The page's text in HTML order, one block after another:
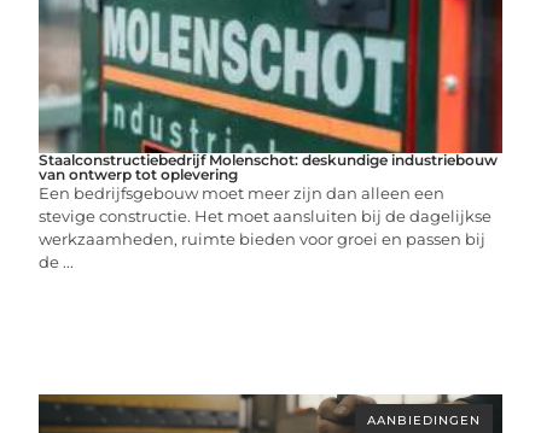
Staalconstructiebedrijf Molenschot: deskundige industriebouw
van ontwerp tot oplevering
Een bedrijfsgebouw moet meer zijn dan alleen een
stevige constructie. Het moet aansluiten bij de dagelijkse
werkzaamheden, ruimte bieden voor groei en passen bij
de ...
AANBIEDINGEN